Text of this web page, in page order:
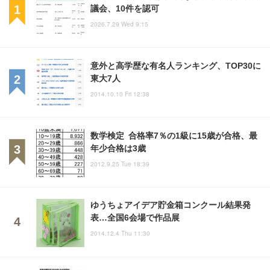
議会、10件を認可
2026.7.29 Wed 9:15
意外と高学歴な有名人ランキング、TOP30に
東大7人
2014.10.10 Fri 12:38
数学検定 合格率7％の1級に15歳が合格、最
年少合格は3歳
2012.9.25 Tue 18:39
ゆうちょアイデア貯金箱コンクール結果発
表…全国6会場で作品展
2014.12.4 Thu 11:30